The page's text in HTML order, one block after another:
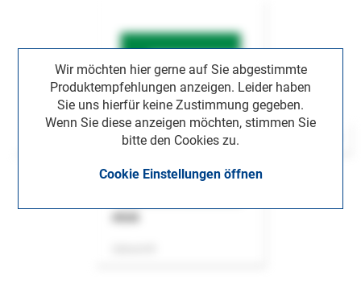
Wir möchten hier gerne auf Sie abgestimmte
Produktempfehlungen anzeigen. Leider haben
Sie uns hierfür keine Zustimmung gegeben.
Wenn Sie diese anzeigen möchten, stimmen Sie
bitte den Cookies zu.
Cookie Einstellungen öffnen